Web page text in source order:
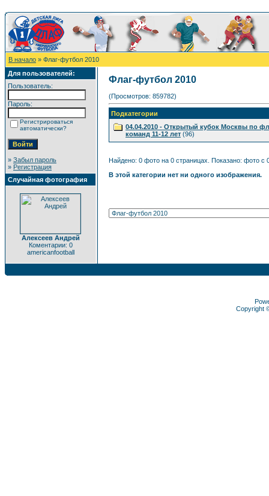
В начало » Флаг-футбол 2010
Для пользователей:
Пользователь:
Пароль:
Регистрироваться
автоматически?
» Забыл пароль
» Регистрация
Случайная фотография
Алексеев Андрей
Коментарии: 0
americanfootball
Флаг-футбол 2010
(Просмотров: 859782)
Подкатегории
04.04.2010 - Открытый кубок Москвы по
команд 11-12 лет (96)
Найдено: 0 фото на 0 страницах. Показано: фото с
В этой категории нет ни одного изображения.
Copyright